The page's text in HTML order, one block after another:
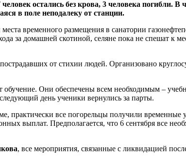
остались без крова, 3 человека погибли.
в поле неподалеку от станции.
временного размещения в санатории
за домашней скотиной, селяне пока не спешат к
от стихии людей. Организовано
обучение. Они обеспечены всем необходимым –
день ученики вернулись за парты.
практически все погорельцы получили
выплат. Предполагается, что 6 сентября все
, все мероприятия, связанные с ликвидацией